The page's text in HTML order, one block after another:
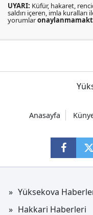
UYARI: Küfür, hakaret,
saldırı içeren, imla kuralları
yorumlar
Anasayfa
Yüksekova
Hakkari Haberleri